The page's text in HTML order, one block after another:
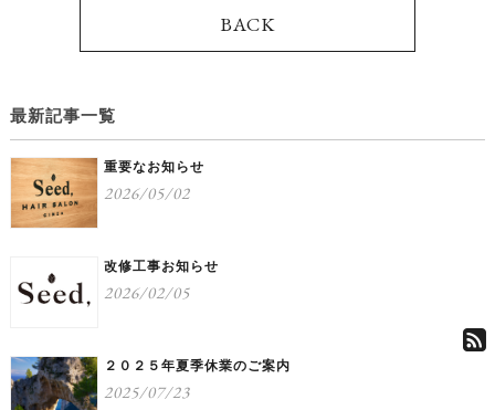
BACK
最新記事一覧
重要なお知らせ
2026/05/02
改修工事お知らせ
2026/02/05
２０２５年夏季休業のご案内
2025/07/23